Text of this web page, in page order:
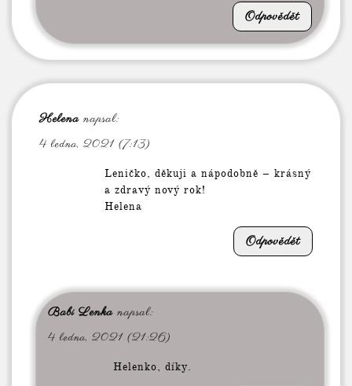
Odpovědět
Helena napsal:
4 ledna, 2021 (7:13)
Leničko, děkuji a nápodobně – krásný
a zdravý nový rok!
Helena
Odpovědět
Babi Lenka napsal:
4 ledna, 2021 (21:26)
Helenko, díky.